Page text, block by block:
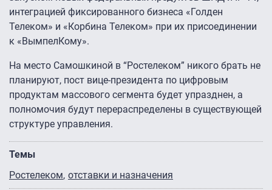
интеграцией фиксированного бизнеса «Голден
Телеком» и «Корбина Телеком» при их присоединении
к «ВымпелКому».
На место Самошкиной в “Ростелеком” никого брать не
планируют, пост вице-президента по цифровым
продуктам массового сегмента будет упразднен, а
полномочия будут перераспределены в существующей
структуре управления.
Темы
Ростелеком отставки и назначения